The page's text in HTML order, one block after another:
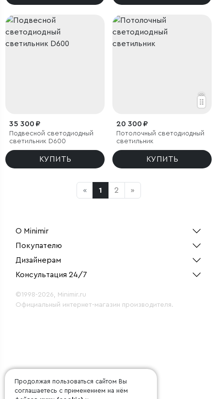
35 300 ₽
Подвесной светодиодный
светильник D600
КУПИТЬ
20 300 ₽
Потолочный светодиодный
светильник
КУПИТЬ
« 1 2 »
О Minimir
Покупателю
Дизайнерам
Консультация 24/7
©1998-2026, Minimir.ru
Официальный интернет-магазин производителя.
Продолжая пользоваться сайтом Вы
соглашаетесь с применением на нём